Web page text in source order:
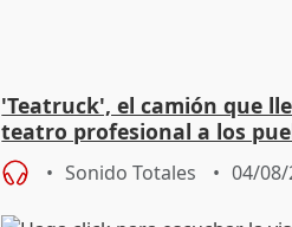
'Teatruck', el camión que
teatro profesional a los
extremeños
Sonido Totales 04/